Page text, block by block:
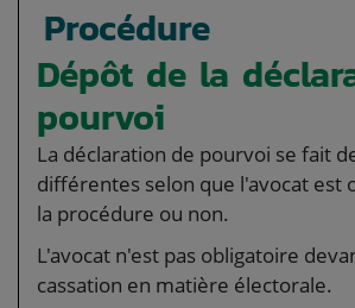
Procédure
Dépôt de la
pourvoi
La déclaration de pourvoi se fait
différentes selon que l'avocat est
la procédure ou non.
L'avocat n'est pas obligatoire
cassation en matière électorale.